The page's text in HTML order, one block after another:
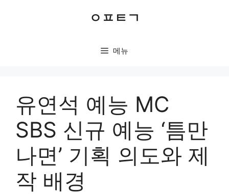
ㅇㅍㅌㄱ
메뉴
유연석 예능 MC
SBS 신규 예능 ‘틈만
나면’ 기획 의도와 제
작 배경